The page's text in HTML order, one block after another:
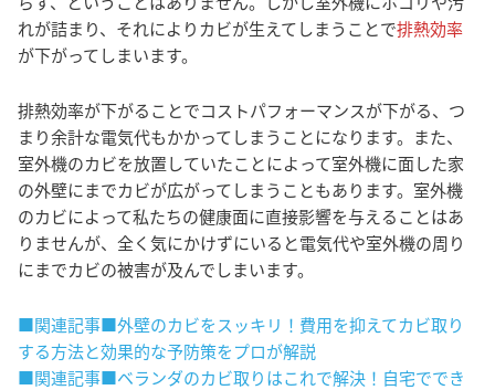
れが詰まり、それによりカビが生えてしまうことで排熱効率
が下がってしまいます。
排熱効率が下がることでコストパフォーマンスが下がる、つ
まり余計な電気代もかかってしまうことになります。また、
室外機のカビを放置していたことによって室外機に面した家
の外壁にまでカビが広がってしまうこともあります。室外機
のカビによって私たちの健康面に直接影響を与えることはあ
りませんが、全く気にかけずにいると電気代や室外機の周り
にまでカビの被害が及んでしまいます。
■関連記事■外壁のカビをスッキリ！費用を抑えてカビ取り
する方法と効果的な予防策をプロが解説
■関連記事■ベランダのカビ取りはこれで解決！自宅ででき